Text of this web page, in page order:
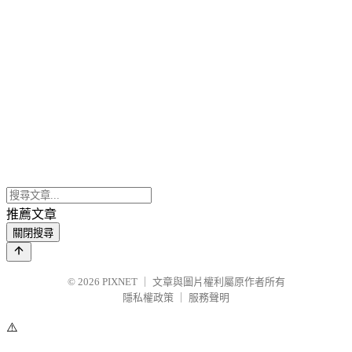
推薦文章
關閉搜尋
© 2026 PIXNET
文章與圖片權利屬原作者所有
隱私權政策
服務聲明
⚠️